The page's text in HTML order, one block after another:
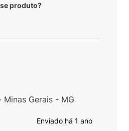
produto?
Enviado há 1 ano
Minas Gerais - MG